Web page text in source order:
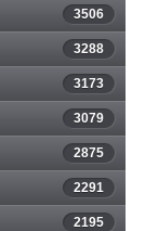
3506
3288
3173
3079
2875
2291
2195